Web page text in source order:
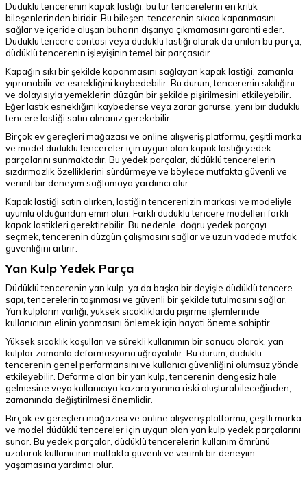
Düdüklü tencerenin kapak lastiği, bu tür tencerelerin en kritik
bileşenlerinden biridir. Bu bileşen, tencerenin sıkıca kapanmasını
sağlar ve içeride oluşan buharın dışarıya çıkmamasını garanti eder.
Düdüklü tencere contası veya düdüklü lastiği olarak da anılan bu parça,
düdüklü tencerenin işleyişinin temel bir parçasıdır.
Kapağın sıkı bir şekilde kapanmasını sağlayan kapak lastiği, zamanla
yıpranabilir ve esnekliğini kaybedebilir. Bu durum, tencerenin sıkılığını
ve dolayısıyla yemeklerin düzgün bir şekilde pişirilmesini etkileyebilir.
Eğer lastik esnekliğini kaybederse veya zarar görürse, yeni bir düdüklü
tencere lastiği satın almanız gerekebilir.
Birçok ev gereçleri mağazası ve online alışveriş platformu, çeşitli marka
ve model düdüklü tencereler için uygun olan kapak lastiği yedek
parçalarını sunmaktadır. Bu yedek parçalar, düdüklü tencerelerin
sızdırmazlık özelliklerini sürdürmeye ve böylece mutfakta güvenli ve
verimli bir deneyim sağlamaya yardımcı olur.
Kapak lastiği satın alırken, lastiğin tencerenizin markası ve modeliyle
uyumlu olduğundan emin olun. Farklı düdüklü tencere modelleri farklı
kapak lastikleri gerektirebilir. Bu nedenle, doğru yedek parçayı
seçmek, tencerenin düzgün çalışmasını sağlar ve uzun vadede mutfak
güvenliğini artırır.
Yan Kulp Yedek Parça
Düdüklü tencerenin yan kulp, ya da başka bir deyişle düdüklü tencere
sapı, tencerelerin taşınması ve güvenli bir şekilde tutulmasını sağlar.
Yan kulpların varlığı, yüksek sıcaklıklarda pişirme işlemlerinde
kullanıcının elinin yanmasını önlemek için hayati öneme sahiptir.
Yüksek sıcaklık koşulları ve sürekli kullanımın bir sonucu olarak, yan
kulplar zamanla deformasyona uğrayabilir. Bu durum, düdüklü
tencerenin genel performansını ve kullanıcı güvenliğini olumsuz yönde
etkileyebilir. Deforme olan bir yan kulp, tencerenin dengesiz hale
gelmesine veya kullanıcıya kazara yanma riski oluşturabileceğinden,
zamanında değiştirilmesi önemlidir.
Birçok ev gereçleri mağazası ve online alışveriş platformu, çeşitli marka
ve model düdüklü tencereler için uygun olan yan kulp yedek parçalarını
sunar. Bu yedek parçalar, düdüklü tencerelerin kullanım ömrünü
uzatarak kullanıcının mutfakta güvenli ve verimli bir deneyim
yaşamasına yardımcı olur.